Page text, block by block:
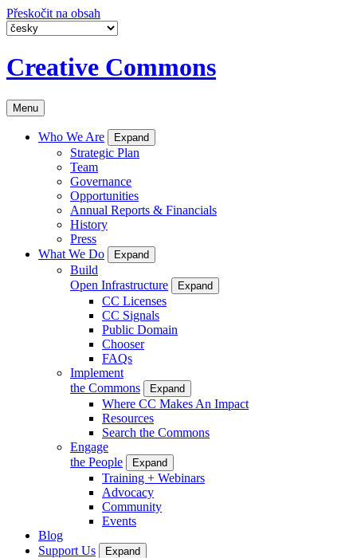
Přeskočit na obsah
Creative Commons
Menu
Who We Are Expand
Strategic Plan
Team
Governance
Opportunities
Annual Reports & Financials
History
Press
What We Do
Expand
Build
Open Infrastructure
Expand
CC Licenses
CC Signals
Public Domain
Chooser
FAQs
Implement
the Commons
Expand
Where CC Makes An Impact
Resources
Search the Commons
Engage
the People
Expand
Training + Webinars
Advocacy
Community
Events
Blog
Support Us
Expand